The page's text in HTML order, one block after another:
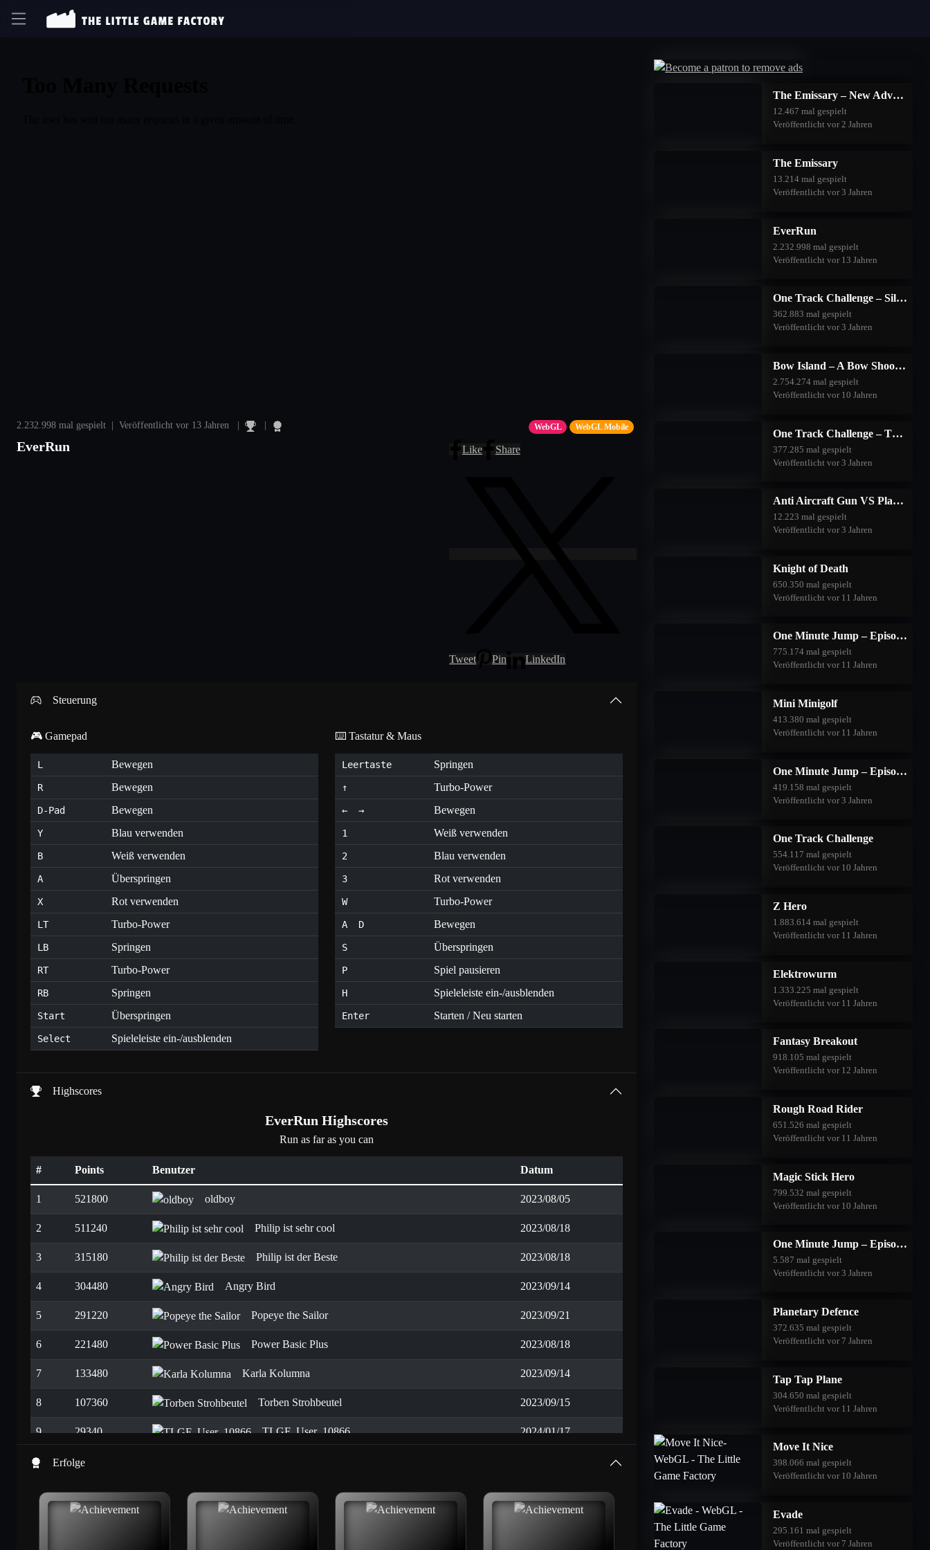
2.232.998 mal gespielt | Veröffentlicht vor 13 Jahren |
EverRun
WebGL WebGL Mobile
Like Share
Tweet Pin LinkedIn
Steuerung
🎮 Gamepad
L Bewegen
R Bewegen
D-Pad Bewegen
Y Blau verwenden
B Weiß verwenden
A Überspringen
X Rot verwenden
LT Turbo-Power
LB Springen
RT Turbo-Power
RB Springen
Start Überspringen
Select Spieleleiste ein-/ausblenden
⌨️ Tastatur & Maus
Leertaste Springen
↑ Turbo-Power
← → Bewegen
1 Weiß verwenden
2 Blau verwenden
3 Rot verwenden
W Turbo-Power
A D Bewegen
S Überspringen
P Spiel pausieren
H Spieleleiste ein-/ausblenden
Enter Starten / Neu starten
Highscores
EverRun Highscores
Run as far as you can
# Points Benutzer Datum
1 521800 oldboy 2023/08/05
2 511240 Philip ist sehr cool 2023/08/18
3 315180 Philip ist der Beste 2023/08/18
4 304480 Angry Bird 2023/09/14
5 291220 Popeye the Sailor 2023/09/21
6 221480 Power Basic Plus 2023/08/18
7 133480 Karla Kolumna 2023/09/14
8 107360 Torben Strohbeutel 2023/09/15
9 29340 TLGF_User_10866 2024/01/17
10 9854
9576 Micro Maschine 2023/09/16
Erfolge
The Emissary – New Adventures
12.467 mal gespielt
Veröffentlicht vor 2 Jahren
The Emissary
13.214 mal gespielt
Veröffentlicht vor 3 Jahren
EverRun
2.232.998 mal gespielt
Veröffentlicht vor 13 Jahren
One Track Challenge – Silver Valley
362.883 mal gespielt
Veröffentlicht vor 3 Jahren
Bow Island – A Bow Shooting Game
2.754.274 mal gespielt
Veröffentlicht vor 10 Jahren
One Track Challenge – The Good Forest
377.285 mal gespielt
Veröffentlicht vor 3 Jahren
Anti Aircraft Gun VS Planes
12.223 mal gespielt
Veröffentlicht vor 3 Jahren
Knight of Death
650.350 mal gespielt
Veröffentlicht vor 11 Jahren
One Minute Jump – Episode One
775.174 mal gespielt
Veröffentlicht vor 11 Jahren
Mini Minigolf
413.380 mal gespielt
Veröffentlicht vor 11 Jahren
One Minute Jump – Episode Two
419.158 mal gespielt
Veröffentlicht vor 3 Jahren
One Track Challenge
554.117 mal gespielt
Veröffentlicht vor 10 Jahren
Z Hero
1.883.614 mal gespielt
Veröffentlicht vor 11 Jahren
Elektrowurm
1.333.225 mal gespielt
Veröffentlicht vor 11 Jahren
Fantasy Breakout
918.105 mal gespielt
Veröffentlicht vor 12 Jahren
Rough Road Rider
651.526 mal gespielt
Veröffentlicht vor 11 Jahren
Magic Stick Hero
799.532 mal gespielt
Veröffentlicht vor 10 Jahren
One Minute Jump – Episode Three
5.587 mal gespielt
Veröffentlicht vor 3 Jahren
Planetary Defence
372.635 mal gespielt
Veröffentlicht vor 7 Jahren
Tap Tap Plane
304.650 mal gespielt
Veröffentlicht vor 11 Jahren
Move It Nice
398.066 mal gespielt
Veröffentlicht vor 10 Jahren
Evade
295.161 mal gespielt
Veröffentlicht vor 7 Jahren